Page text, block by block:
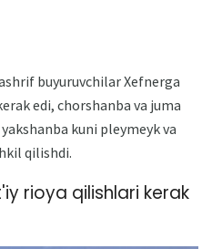
buyuruvchilar Xefnerga
edi, chorshanba va juma
kuni pleymeyk va
qilishdi.
rioya qilishlari kerak